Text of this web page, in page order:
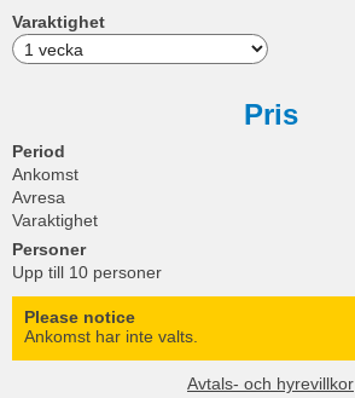
Varaktighet
Pris
Period
Ankomst
Avresa
Varaktighet
Personer
Upp till 10 personer
Please notice
Ankomst har inte valts.
Avtals- och hyrevillkor